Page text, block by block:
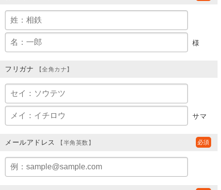
様
フリガナ 【全角カナ】
サマ
メールアドレス 【半角英数】